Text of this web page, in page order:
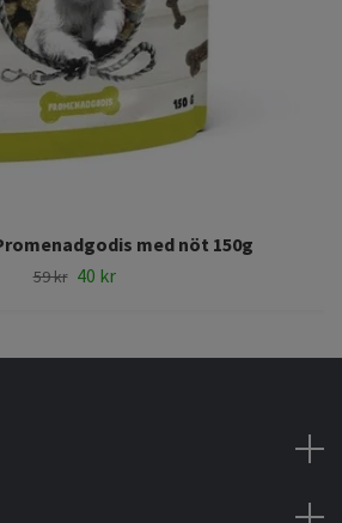
med nöt 150g
59 kr 40 kr